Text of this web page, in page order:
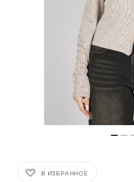
В ИЗБРАННОЕ